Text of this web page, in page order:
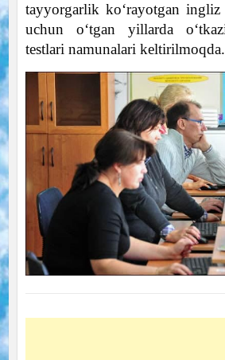
tayyorgarlik ko‘rayotgan
uchun o‘tgan yillarda
testlari namunalari keltirilmoqda.